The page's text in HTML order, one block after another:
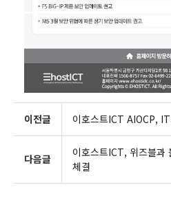
이전글 이호스트ICT AIOCP,
다음글
이호스트ICT, 위즈블과
체결